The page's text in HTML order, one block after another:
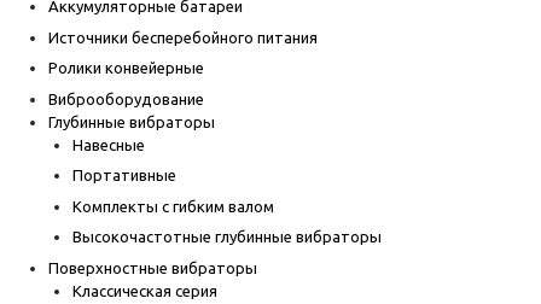
Аккумуляторные батареи
Источники бесперебойного питания
Ролики конвейерные
Виброоборудование
Глубинные вибраторы
Навесные
Портативные
Комплекты с гибким валом
Высокочастотные глубинные вибраторы
Поверхностные вибраторы
Классическая серия